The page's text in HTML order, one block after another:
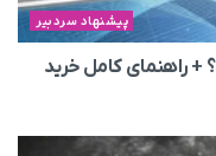
پیشنهاد سردبیر
+ راهنمای کامل خرید